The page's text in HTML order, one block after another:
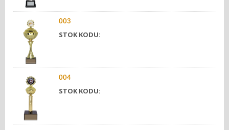
003
STOK KODU:
004
STOK KODU: